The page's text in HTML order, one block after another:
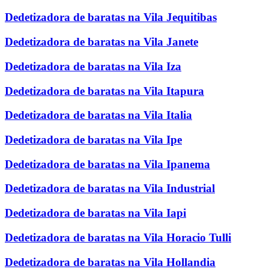
Dedetizadora de baratas na Vila Jequitibas
Dedetizadora de baratas na Vila Janete
Dedetizadora de baratas na Vila Iza
Dedetizadora de baratas na Vila Itapura
Dedetizadora de baratas na Vila Italia
Dedetizadora de baratas na Vila Ipe
Dedetizadora de baratas na Vila Ipanema
Dedetizadora de baratas na Vila Industrial
Dedetizadora de baratas na Vila Iapi
Dedetizadora de baratas na Vila Horacio Tulli
Dedetizadora de baratas na Vila Hollandia